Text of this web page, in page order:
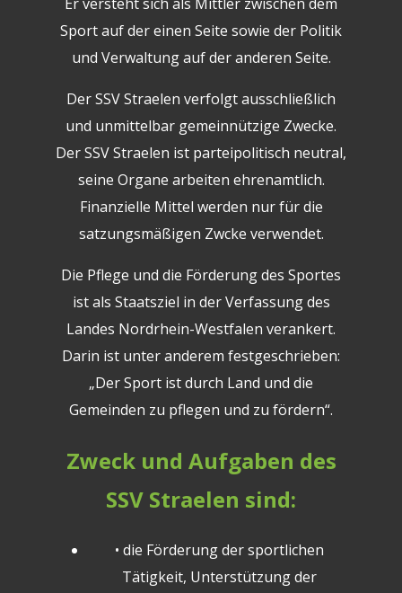
Sport auf der einen Seite sowie der Politik
und Verwaltung auf der anderen Seite.
Der SSV Straelen verfolgt ausschließlich
und unmittelbar gemeinnützige Zwecke.
Der SSV Straelen ist parteipolitisch neutral,
seine Organe arbeiten ehrenamtlich.
Finanzielle Mittel werden nur für die
satzungsmäßigen Zwcke verwendet.
Die Pflege und die Förderung des Sportes
ist als Staatsziel in der Verfassung des
Landes Nordrhein-Westfalen verankert.
Darin ist unter anderem festgeschrieben:
„Der Sport ist durch Land und die
Gemeinden zu pflegen und zu fördern“.
Zweck und Aufgaben des
SSV Straelen sind:
• die Förderung der sportlichen
Tätigkeit, Unterstützung der